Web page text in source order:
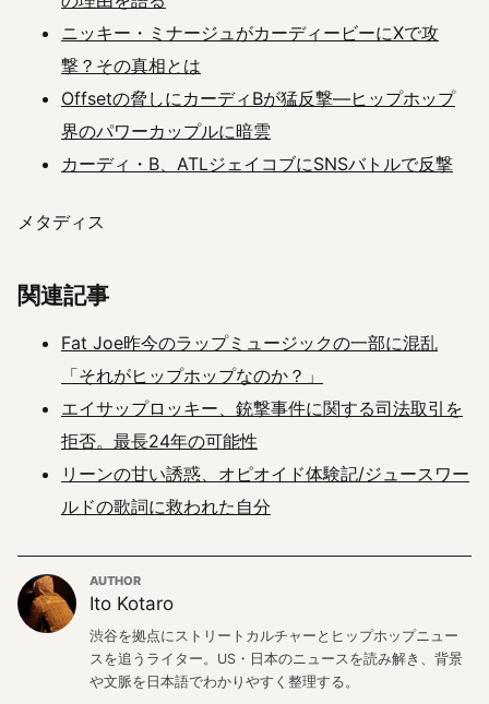
ニッキー・ミナージュがカーディービーにXで攻
撃？その真相とは
Offsetの脅しにカーディBが猛反撃—ヒップホップ
界のパワーカップルに暗雲
カーディ・B、ATLジェイコブにSNSバトルで反撃
メタディス
関連記事
Fat Joe昨今のラップミュージックの一部に混乱
「それがヒップホップなのか？」
エイサップロッキー、銃撃事件に関する司法取引を
拒否。最長24年の可能性
リーンの甘い誘惑、オピオイド体験記/ジュースワー
ルドの歌詞に救われた自分
AUTHOR
Ito Kotaro
渋谷を拠点にストリートカルチャーとヒップホップニュー
スを追うライター。US・日本のニュースを読み解き、背景
や文脈を日本語でわかりやすく整理する。